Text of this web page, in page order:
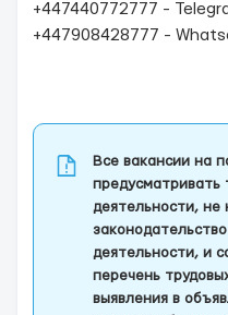
+447440772777 -
+447908428777 -
Все вакансии на
предусматривать
деятельности,
деятельности, и
перечень
выявления в